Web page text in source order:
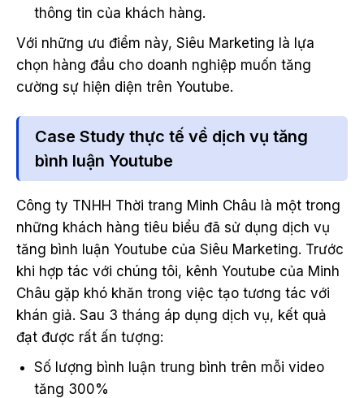
thông tin của khách hàng.
Với những ưu điểm này, Siêu Marketing là lựa
chọn hàng đầu cho doanh nghiệp muốn tăng
cường sự hiện diện trên Youtube.
Case Study thực tế về dịch vụ tăng
bình luận Youtube
Công ty TNHH Thời trang Minh Châu là một trong
những khách hàng tiêu biểu đã sử dụng dịch vụ
tăng bình luận Youtube của Siêu Marketing. Trước
khi hợp tác với chúng tôi, kênh Youtube của Minh
Châu gặp khó khăn trong việc tạo tương tác với
khán giả. Sau 3 tháng áp dụng dịch vụ, kết quả
đạt được rất ấn tượng:
Số lượng bình luận trung bình trên mỗi video
tăng 300%